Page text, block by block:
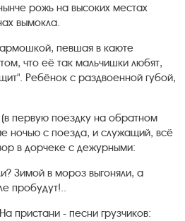
рожь на высоких местах
вымокла.
певшая в каюте
что её так мальчишки любят,
Ребёнок с раздвоенной губой,
первую поездку на обратном
ночью с поезда, и служащий, всё
в дорчеке с дежурными:
Зимой в мороз выгоняли, а
пробудут!..
пристани - песни грузчиков: